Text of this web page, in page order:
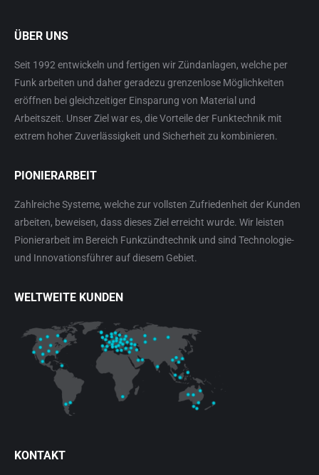
ÜBER UNS
Seit 1992 entwickeln und fertigen wir Zündanlagen, welche per
Funk arbeiten und daher geradezu grenzenlose Möglichkeiten
eröffnen bei gleichzeitiger Einsparung von Material und
Arbeitszeit. Unser Ziel war es, die Vorteile der Funktechnik mit
extrem hoher Zuverlässigkeit und Sicherheit zu kombinieren.
PIONIERARBEIT
Zahlreiche Systeme, welche zur vollsten Zufriedenheit der Kunden
arbeiten, beweisen, dass dieses Ziel erreicht wurde. Wir leisten
Pionierarbeit im Bereich Funkzündtechnik und sind Technologie-
und Innovationsführer auf diesem Gebiet.
WELTWEITE KUNDEN
KONTAKT